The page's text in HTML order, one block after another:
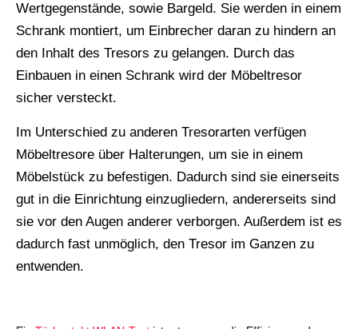
Wertgegenstände, sowie Bargeld. Sie werden in einem
Schrank montiert, um Einbrecher daran zu hindern an
den Inhalt des Tresors zu gelangen. Durch das
Einbauen in einen Schrank wird der Möbeltresor
sicher versteckt.
Im Unterschied zu anderen Tresorarten verfügen
Möbeltresore über Halterungen, um sie in einem
Möbelstück zu befestigen. Dadurch sind sie einerseits
gut in die Einrichtung einzugliedern, andererseits sind
sie vor den Augen anderer verborgen. Außerdem ist es
dadurch fast unmöglich, den Tresor im Ganzen zu
entwenden.